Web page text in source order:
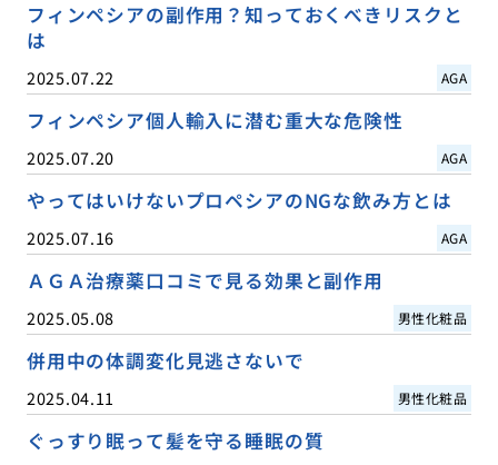
フィンペシアの副作用？知っておくべきリスクと
は
2025.07.22 AGA
フィンペシア個人輸入に潜む重大な危険性
2025.07.20 AGA
やってはいけないプロペシアのNGな飲み方とは
2025.07.16 AGA
ＡＧＡ治療薬口コミで見る効果と副作用
2025.05.08 男性化粧品
併用中の体調変化見逃さないで
2025.04.11 男性化粧品
ぐっすり眠って髪を守る睡眠の質